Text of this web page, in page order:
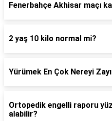
Fenerbahçe Akhisar maçı
2 yaş 10 kilo normal mi?
Yürümek En Çok Nereyi
Ortopedik engelli raporu
alabilir?